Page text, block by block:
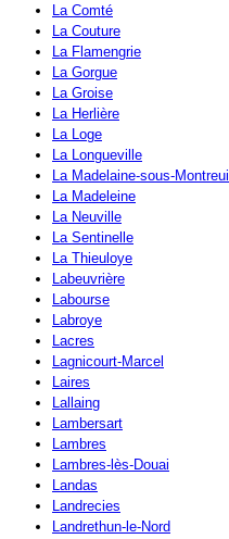
La Comté
La Couture
La Flamengrie
La Gorgue
La Groise
La Herlière
La Loge
La Longueville
La Madelaine-sous-Montreuil
La Madeleine
La Neuville
La Sentinelle
La Thieuloye
Labeuvrière
Labourse
Labroye
Lacres
Lagnicourt-Marcel
Laires
Lallaing
Lambersart
Lambres
Lambres-lès-Douai
Landas
Landrecies
Landrethun-le-Nord